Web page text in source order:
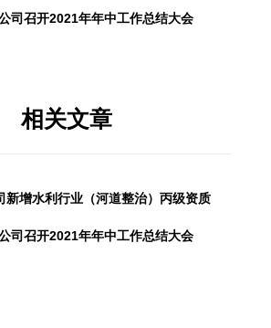
司召开2021年年中工作总结大会
相关文章
新增水利行业（河道整治）丙级资质
司召开2021年年中工作总结大会